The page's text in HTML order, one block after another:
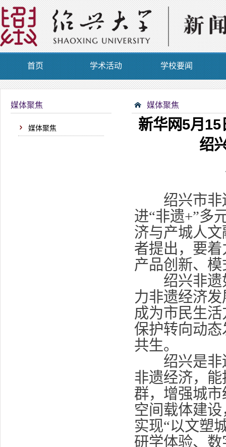
首页 学术活动 学校要闻
媒体聚焦
媒体聚焦
媒体聚焦
新华网5月
绍
绍兴市非遗
进“非遗+”多
济与产城人
者提出，要
产品创新、
绍兴非遗如
力非遗经济
成为市民生
保护转向动
共生。
绍兴是非遗
非遗经济，
群，增强城
空间载体建
实现“以文塑
研学体验、